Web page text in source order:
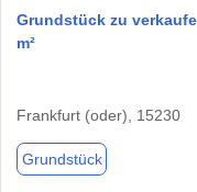
Grundstück zu
m²
Frankfurt (oder), 15230
Grundstück